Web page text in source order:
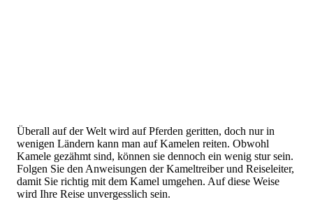
Überall auf der Welt wird auf Pferden geritten, doch nur in
wenigen Ländern kann man auf Kamelen reiten. Obwohl
Kamele gezähmt sind, können sie dennoch ein wenig stur sein.
Folgen Sie den Anweisungen der Kameltreiber und Reiseleiter,
damit Sie richtig mit dem Kamel umgehen. Auf diese Weise
wird Ihre Reise unvergesslich sein.